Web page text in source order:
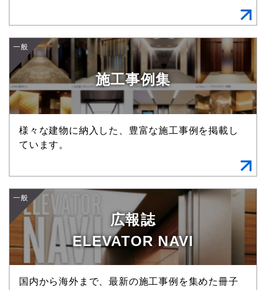
施工事例集
一般
様々な建物に納入した、豊富な施工事例を掲載し
ています。
広報誌
ELEVATOR NAVI
一般
国内から海外まで、最新の施工事例を集めた冊子